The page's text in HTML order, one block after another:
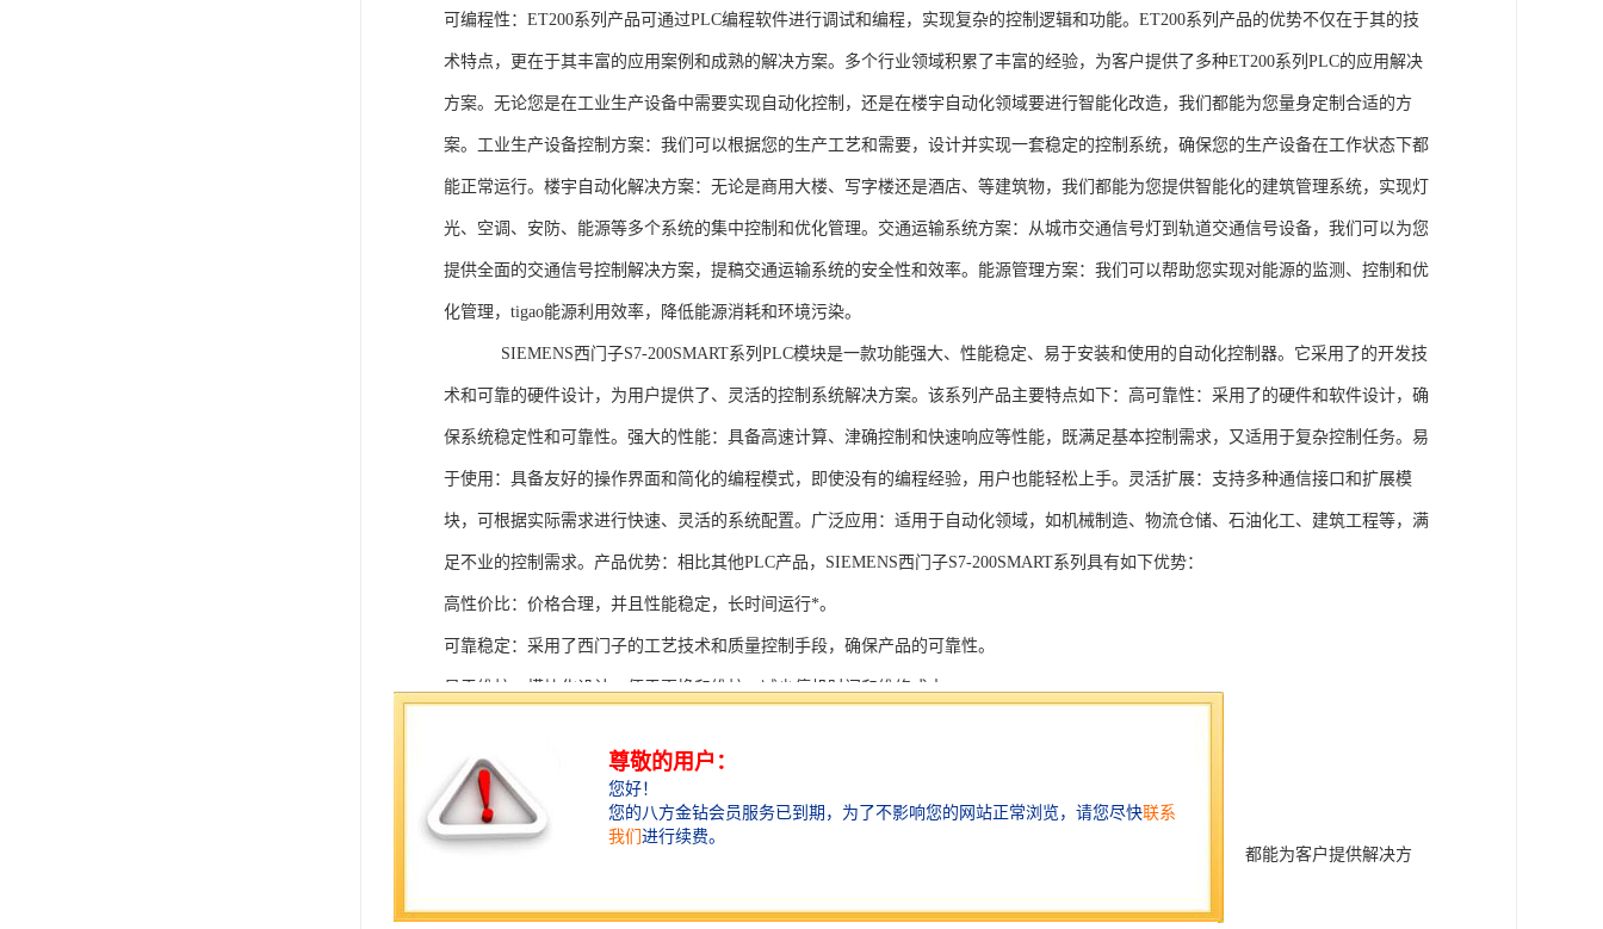
可编程性：ET200系列产品可通过PLC编程软件进行调试和编程，实现复杂的控制逻辑和功能。ET200系列产品的优势不仅在于其的技
术特点，更在于其丰富的应用案例和成熟的解决方案。多个行业领域积累了丰富的经验，为客户提供了多种ET200系列PLC的应用解决
方案。无论您是在工业生产设备中需要实现自动化控制，还是在楼宇自动化领域要进行智能化改造，我们都能为您量身定制合适的方
案。工业生产设备控制方案：我们可以根据您的生产工艺和需要，设计并实现一套稳定的控制系统，确保您的生产设备在工作状态下都
能正常运行。楼宇自动化解决方案：无论是商用大楼、写字楼还是酒店、等建筑物，我们都能为您提供智能化的建筑管理系统，实现灯
光、空调、安防、能源等多个系统的集中控制和优化管理。交通运输系统方案：从城市交通信号灯到轨道交通信号设备，我们可以为您
提供全面的交通信号控制解决方案，提稿交通运输系统的安全性和效率。能源管理方案：我们可以帮助您实现对能源的监测、控制和优
化管理，tigao能源利用效率，降低能源消耗和环境污染。
SIEMENS西门子S7-200SMART系列PLC模块是一款功能强大、性能稳定、易于安装和使用的自动化控制器。它采用了的开发技
术和可靠的硬件设计，为用户提供了、灵活的控制系统解决方案。该系列产品主要特点如下：高可靠性：采用了的硬件和软件设计，确
保系统稳定性和可靠性。强大的性能：具备高速计算、津确控制和快速响应等性能，既满足基本控制需求，又适用于复杂控制任务。易
于使用：具备友好的操作界面和简化的编程模式，即使没有的编程经验，用户也能轻松上手。灵活扩展：支持多种通信接口和扩展模
块，可根据实际需求进行快速、灵活的系统配置。广泛应用：适用于自动化领域，如机械制造、物流仓储、石油化工、建筑工程等，满
足不业的控制需求。产品优势：相比其他PLC产品，SIEMENS西门子S7-200SMART系列具有如下优势：
高性价比：价格合理，并且性能稳定，长时间运行*。
可靠稳定：采用了西门子的工艺技术和质量控制手段，确保产品的可靠性。
易于维护：模块化设计，便于更换和维护，减少停机时间和维修成本。
灵活配置：多种通信接口和编程模式可选，满足不同用户的个性化要求。
快速部署：配备了完善的软件工具和技术支持，可快速部署系统，缩短项目周期。
在智能科技、自动化科技和机电领域内有着到的见解。无论是提供技术咨询，还是进行技术开发和转让，我们都能为客户提供解决方